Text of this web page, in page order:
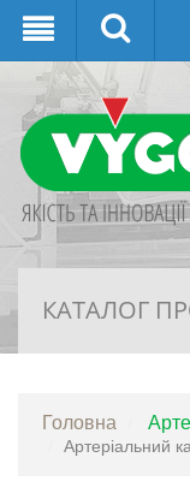
КАТАЛОГ
Головна
Артеріальний